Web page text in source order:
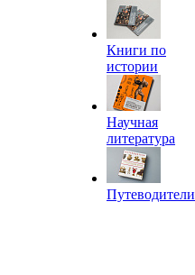
Книги по
истории
Научная
литература
Путеводители